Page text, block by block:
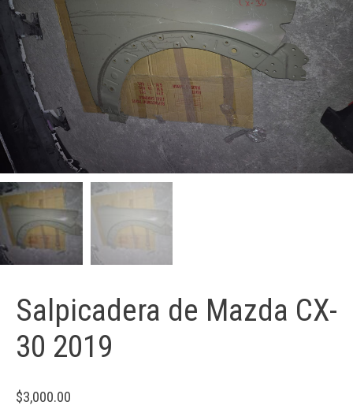
Salpicadera de Mazda CX-
30 2019
$3,000.00